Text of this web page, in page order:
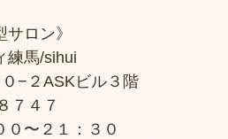
サロン》
練馬/sihui
−２ASKビル３階
７４７
０〜２１：３０